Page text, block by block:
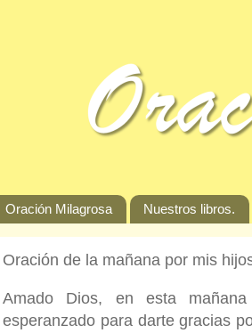
Oración Milagrosa Nuestros libros.
Oración de la mañana por mis
Amado Dios, en esta
esperanzado para darte gracias